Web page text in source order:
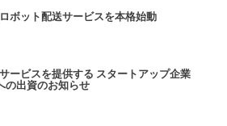
ボット配送サービスを本格始動
ービスを提供する スタートアップ企業
の出資のお知らせ